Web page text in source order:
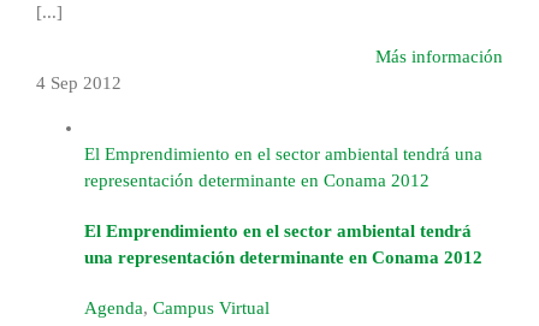
[...]
Más información
4 Sep 2012
El Emprendimiento en el sector ambiental tendrá una
representación determinante en Conama 2012
El Emprendimiento en el sector ambiental tendrá
una representación determinante en Conama 2012
Agenda, Campus Virtual